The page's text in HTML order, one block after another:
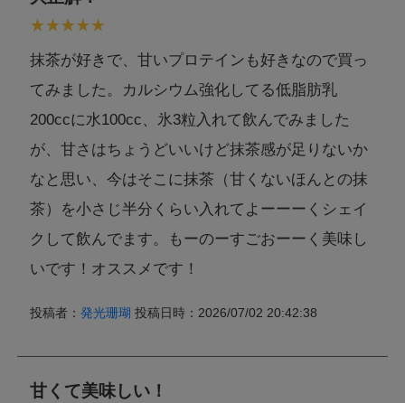
抹茶が好きで、甘いプロテインも好きなので買っ
てみました。カルシウム強化してる低脂肪乳
200ccに水100cc、氷3粒入れて飲んでみました
が、甘さはちょうどいいけど抹茶感が足りないか
なと思い、今はそこに抹茶（甘くないほんとの抹
茶）を小さじ半分くらい入れてよーーーくシェイ
クして飲んでます。もーのーすごおーーく美味し
いです！オススメです！
投稿者：発光珊瑚 投稿日時：2026/07/02 20:42:38
甘くて美味しい！